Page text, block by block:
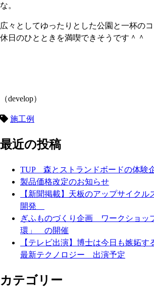
な。
広々としてゆったりとした公園と一杯の
休日のひとときを満喫できそうです＾＾
（develop）
施工例
最近の投稿
TUP 森とストランドボードの体験
製品価格改定のお知らせ
【新聞掲載】天板のアップサイクル
開発
ぎふものづくり企画 ワークショッ
環」 の開催
【テレビ出演】博士は今日も嫉妬す
最新テクノロジー 出演予定
カテゴリー